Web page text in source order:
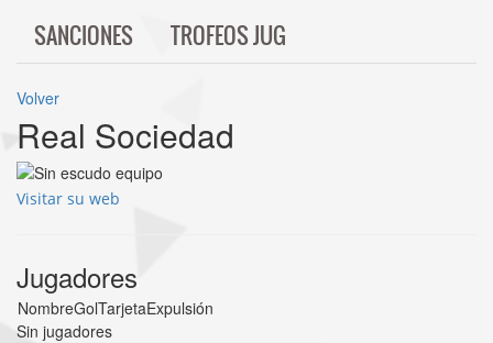
SANCIONES
TROFEOS JUG
Volver
Real Sociedad
Visitar su web
Jugadores
NombreGolTarjetaExpulsión
Sin jugadores